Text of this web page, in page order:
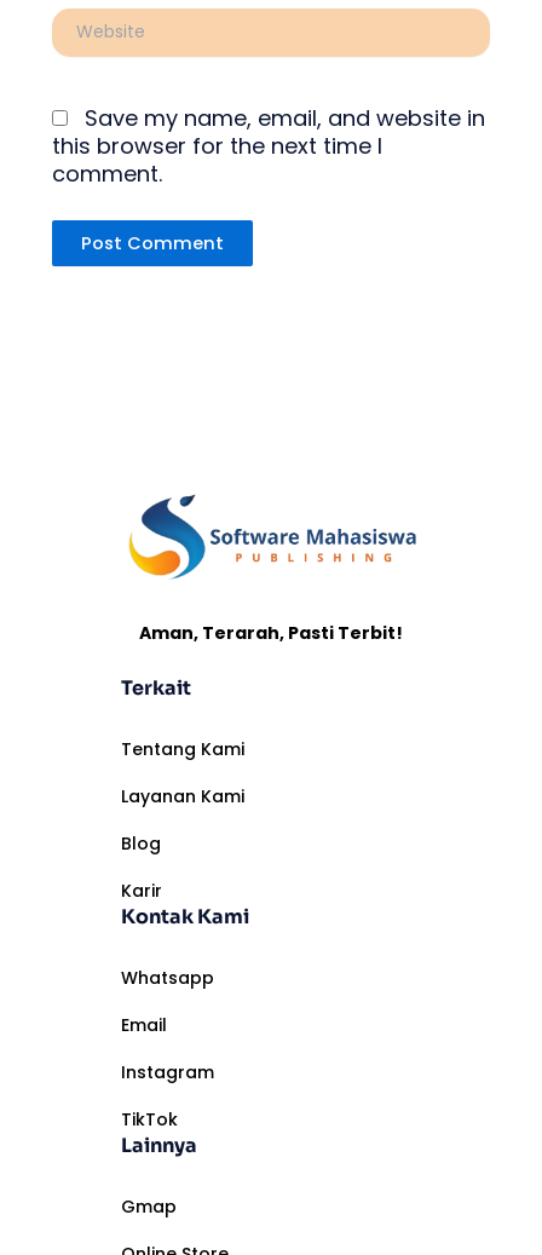
Website
Save my name, email, and website in
this browser for the next time I
comment.
Aman, Terarah, Pasti Terbit!
Terkait
Tentang Kami
Layanan Kami
Blog
Karir
Kontak Kami
Whatsapp
Email
Instagram
TikTok
Lainnya
Gmap